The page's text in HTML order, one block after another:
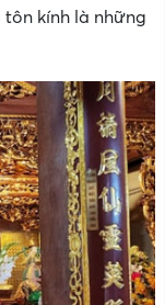
kính là những